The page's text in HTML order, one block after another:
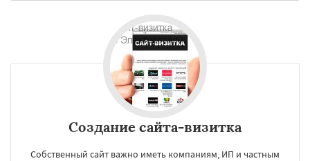
Создание сайта-визитка
Собственный сайт важно иметь компаниям, ИП и частным